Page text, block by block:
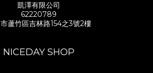
凱澤有限公司
62220789
蘆竹區吉林路154之3號2樓
NICEDAY SHOP